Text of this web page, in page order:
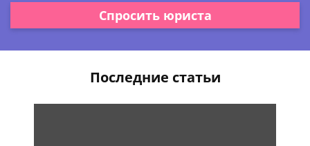
Спросить юриста
Последние статьи